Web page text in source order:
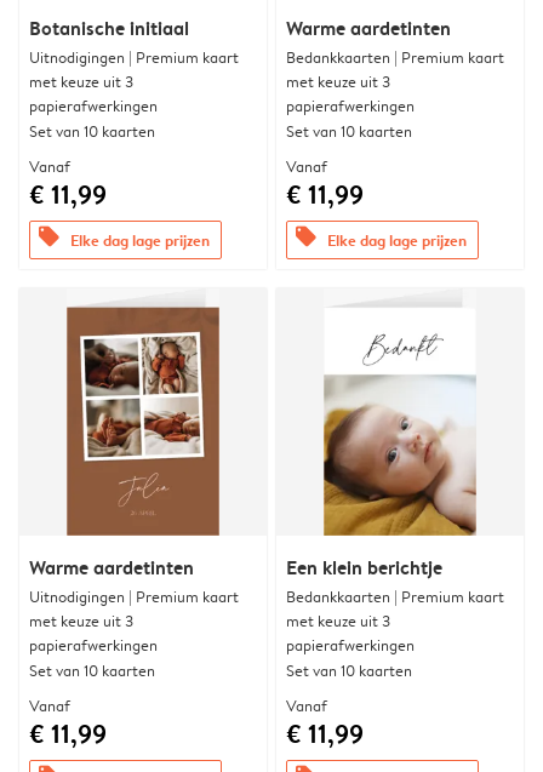
Botanische initiaal
Uitnodigingen | Premium kaart
met keuze uit 3
papierafwerkingen
Set van 10 kaarten
Vanaf
€ 11,99
offers Elke dag lage prijzen
Warme aardetinten
Bedankkaarten | Premium kaart
met keuze uit 3
papierafwerkingen
Set van 10 kaarten
Vanaf
€ 11,99
offers Elke dag lage prijzen
Warme aardetinten
Uitnodigingen | Premium kaart
met keuze uit 3
papierafwerkingen
Set van 10 kaarten
Vanaf
€ 11,99
Een klein berichtje
Bedankkaarten | Premium kaart
met keuze uit 3
papierafwerkingen
Set van 10 kaarten
Vanaf
€ 11,99